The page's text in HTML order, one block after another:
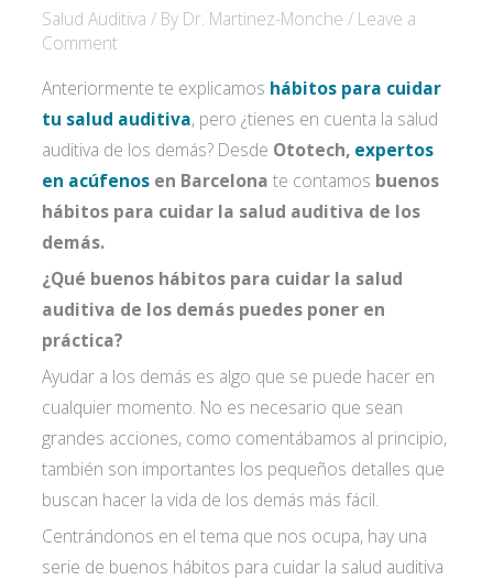
Salud Auditiva / By Dr. Martinez-Monche/ Leave a
Comment
Anteriormente te explicamos hábitos para cuidar
tu salud auditiva, pero ¿tienes en cuenta la salud
auditiva de los demás? Desde Ototech, expertos
en acúfenos en Barcelona te contamos buenos
hábitos para cuidar la salud auditiva de los
demás.
¿Qué buenos hábitos para cuidar la salud
auditiva de los demás puedes poner en
práctica?
Ayudar a los demás es algo que se puede hacer en
cualquier momento. No es necesario que sean
grandes acciones, como comentábamos al principio,
también son importantes los pequeños detalles que
buscan hacer la vida de los demás más fácil.
Centrándonos en el tema que nos ocupa, hay una
serie de buenos hábitos para cuidar la salud auditiva